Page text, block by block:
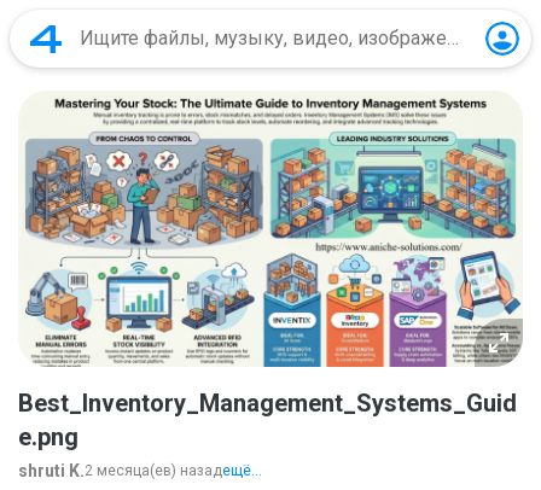
Best_Inventory_Management_Systems_Guid
e.png
shruti K.2 месяца(ев) назадещё...